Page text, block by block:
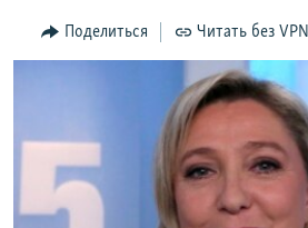
поискуИНФОГРАФИКА
ТЕЛЕПРОЕКТ КРЫМ.РЕАЛИИ
СОВЕТЫ ПРАВОЗАЩИТНИКОВ
ПРОПАВШИЕ БЕЗ ВЕСТИ
ПОБЕДИТЕЛЕЙ НЕ СУДЯТ?
КАК ОБОЙТИ БЛОКИРОВКУ
Qırımtatar
ПРИСОЕДИНЯЙТЕСЬ!
Поделиться Читать без VPN